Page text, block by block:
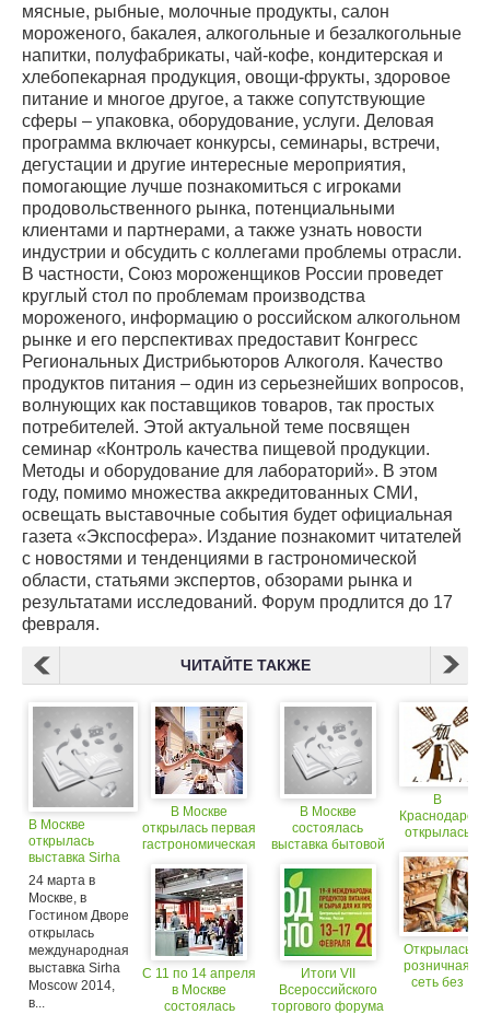
мясные, рыбные, молочные продукты, салон
мороженого, бакалея, алкогольные и безалкогольные
напитки, полуфабрикаты, чай-кофе, кондитерская и
хлебопекарная продукция, овощи-фрукты, здоровое
питание и многое другое, а также сопутствующие
сферы – упаковка, оборудование, услуги. Деловая
программа включает конкурсы, семинары, встречи,
дегустации и другие интересные мероприятия,
помогающие лучше познакомиться с игроками
продовольственного рынка, потенциальными
клиентами и партнерами, а также узнать новости
индустрии и обсудить с коллегами проблемы отрасли.
В частности, Союз мороженщиков России проведет
круглый стол по проблемам производства
мороженого, информацию о российском алкогольном
рынке и его перспективах предоставит Конгресс
Региональных Дистрибьюторов Алкоголя. Качество
продуктов питания – один из серьезнейших вопросов,
волнующих как поставщиков товаров, так простых
потребителей. Этой актуальной теме посвящен
семинар «Контроль качества пищевой продукции.
Методы и оборудование для лабораторий». В этом
году, помимо множества аккредитованных СМИ,
освещать выставочные события будет официальная
газета «Экспосфера». Издание познакомит читателей
с новостями и тенденциями в гастрономической
области, статьями экспертов, обзорами рынка и
результатами исследований. Форум продлится до 17
февраля.
ЧИТАЙТЕ ТАКЖЕ
В Москве
открылась
выставка Sirha
Moscow 2014
24 марта в
Москве, в
Гостином Дворе
открылась
международная
выставка Sirha
Moscow 2014,
в...
В Москве
открылась первая
гастрономическая
С 11 по 14 апреля
в Москве
состоялась
В Москве
состоялась
выставка бытовой
Appliances. Design
& Technologies
2015
Итоги VII
Всероссийского
торгового форума
В
Краснодаре
открылась
«Патрик &
Мари»
Открылась
розничная
сеть без